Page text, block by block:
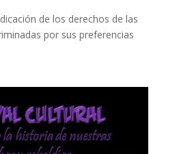
de los derechos de las
por sus preferencias